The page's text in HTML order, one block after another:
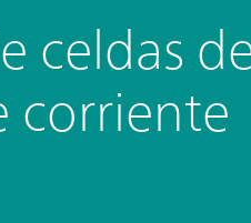
celdas
corriente